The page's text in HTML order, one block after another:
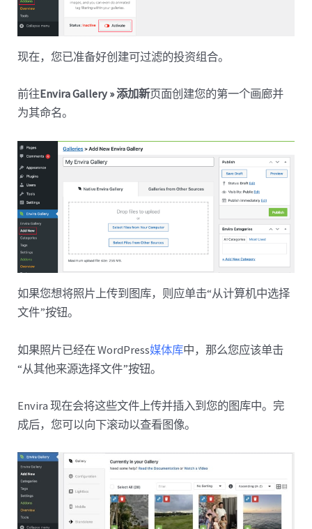
现在，您已准备好创建可过滤的投资组合。
前往Envira Gallery » 添加新页面创建您的第一个画廊并
为其命名。
如果您想将照片上传到图库，则应单击“从计算机中选择
文件”按钮。
如果照片已经在 WordPress媒体库中，那么您应该单击
“从其他来源选择文件”按钮。
Envira 现在会将这些文件上传并插入到您的图库中。完
成后，您可以向下滚动以查看图像。